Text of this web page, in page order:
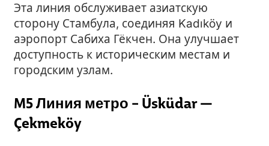
Эта линия обслуживает азиатскую
сторону Стамбула, соединяя Kadıköy и
аэропорт Сабиха Гёкчен. Она улучшает
доступность к историческим местам и
городским узлам.
M5 Линия метро – Üsküdar —
Çekmeköy